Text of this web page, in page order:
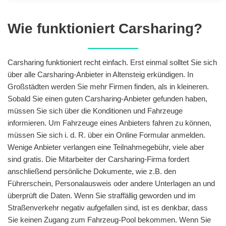
Wie funktioniert Carsharing?
Carsharing funktioniert recht einfach. Erst einmal solltet Sie sich
über alle Carsharing-Anbieter in Altensteig erkündigen. In
Großstädten werden Sie mehr Firmen finden, als in kleineren.
Sobald Sie einen guten Carsharing-Anbieter gefunden haben,
müssen Sie sich über die Konditionen und Fahrzeuge
informieren. Um Fahrzeuge eines Anbieters fahren zu können,
müssen Sie sich i. d. R. über ein Online Formular anmelden.
Wenige Anbieter verlangen eine Teilnahmegebühr, viele aber
sind gratis. Die Mitarbeiter der Carsharing-Firma fordert
anschließend persönliche Dokumente, wie z.B. den
Führerschein, Personalausweis oder andere Unterlagen an und
überprüft die Daten. Wenn Sie straffällig geworden und im
Straßenverkehr negativ aufgefallen sind, ist es denkbar, dass
Sie keinen Zugang zum Fahrzeug-Pool bekommen. Wenn Sie